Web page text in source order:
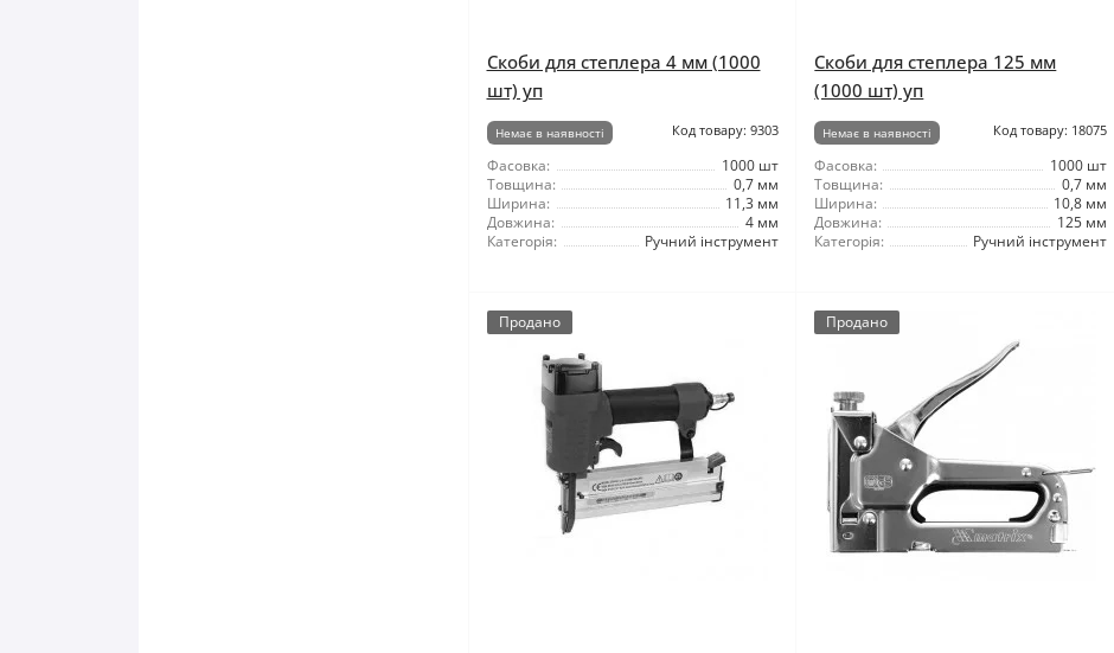
Скоби для степлера 4 мм (1000
шт) уп
Немає в наявності Код товару: 9303
Фасовка:
1000 шт
Товщина:
0,7 мм
Ширина:
11,3 мм
Довжина:
4 мм
Категорія:
Ручний інструмент
Скоби для степлера 125 мм
(1000 шт) уп
Немає в наявності Код товару: 18075
Фасовка:
1000 шт
Товщина:
0,7 мм
Ширина:
10,8 мм
Довжина:
125 мм
Категорія:
Ручний інструмент
Продано Продано